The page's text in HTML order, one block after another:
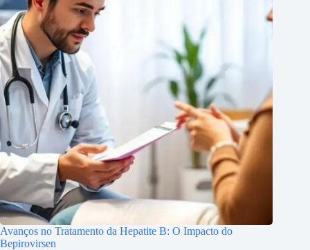
Avanços no Tratamento da Hepatite B: O Impacto do
Bepirovirsen